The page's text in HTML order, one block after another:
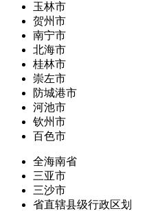
玉林市
贺州市
南宁市
北海市
桂林市
崇左市
防城港市
河池市
钦州市
百色市
全海南省
三亚市
三沙市
省直辖县级行政区划